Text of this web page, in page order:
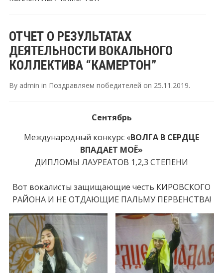
ОТЧЕТ О РЕЗУЛЬТАТАХ
ДЕЯТЕЛЬНОСТИ ВОКАЛЬНОГО
КОЛЛЕКТИВА “КАМЕРТОН”
By admin in Поздравляем победителей on 25.11.2019.
Сентябрь
Международный конкурс «ВОЛГА В СЕРДЦЕ
ВПАДАЕТ МОЁ»
ДИПЛОМЫ ЛАУРЕАТОВ 1,2,3 СТЕПЕНИ
Вот вокалисты защищающие честь КИРОВСКОГО
РАЙОНА И НЕ ОТДАЮЩИЕ ПАЛЬМУ ПЕРВЕНСТВА!